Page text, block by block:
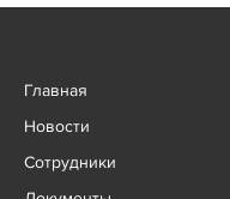
Главная
Новости
Сотрудники